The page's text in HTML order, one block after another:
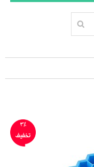
3%
تخفیف